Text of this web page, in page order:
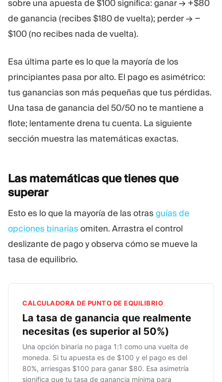
sobre una apuesta de $100 significa: ganar → +$80
de ganancia (recibes $180 de vuelta); perder → −
$100 (no recibes nada de vuelta).
Esa última parte es lo que la mayoría de los
principiantes pasa por alto. El pago es asimétrico:
tus ganancias son más pequeñas que tus pérdidas.
Una tasa de ganancia del 50/50 no te mantiene a
flote; lentamente drena tu cuenta. La siguiente
sección muestra las matemáticas exactas.
Las matemáticas que tienes que
superar
Esto es lo que la mayoría de las otrasguías de
opciones binariasomiten. Arrastra el control
deslizante de pago y observa cómo se mueve la
tasa de equilibrio.
CALCULADORA DE PUNTO DE EQUILIBRIO
La tasa de ganancia que realmente
necesitas (es superior al 50%)
Una opción binaria no paga 1:1 como una vuelta de
moneda. Si tu apuesta es de $100 y el pago es del
80%, arriesgas $100 para ganar $80. Esa asimetría
significa que tu tasa de ganancia mínima para